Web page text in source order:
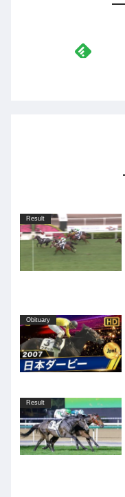
Result
Obituary
Result